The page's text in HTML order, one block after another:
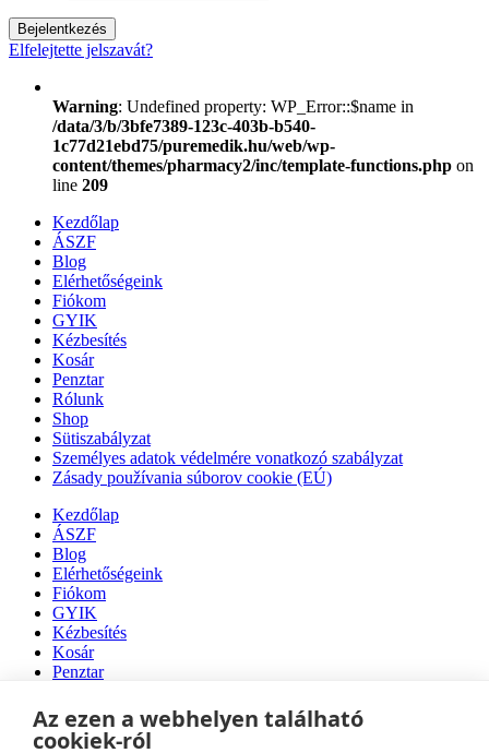
Bejelentkezés
Elfelejtette jelszavát?
Warning: Undefined property: WP_Error::$name in
/data/3/b/3bfe7389-123c-403b-b540-
1c77d21ebd75/puremedik.hu/web/wp-
content/themes/pharmacy2/inc/template-functions.php on
line 209
Kezdőlap
ÁSZF
Blog
Elérhetőségeink
Fiókom
GYIK
Kézbesítés
Kosár
Penztar
Rólunk
Shop
Sütiszabályzat
Személyes adatok védelmére vonatkozó szabályzat
Zásady používania súborov cookie (EÚ)
Kezdőlap
ÁSZF
Blog
Elérhetőségeink
Fiókom
GYIK
Kézbesítés
Kosár
Penztar
Shop
Sütiszabályzat
Az ezen a webhelyen található
cookiek-ról